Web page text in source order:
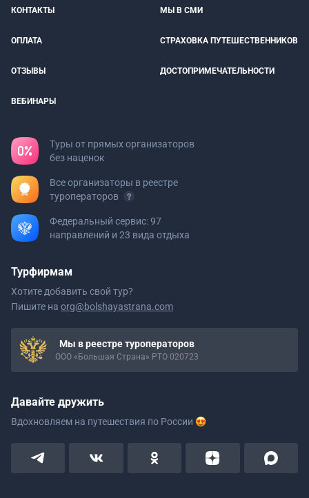
КОНТАКТЫ МЫ В СМИ
ОПЛАТА СТРАХОВКА ПУТЕШЕСТВЕННИКОВ
ОТЗЫВЫ ДОСТОПРИМЕЧАТЕЛЬНОСТИ
ВЕБИНАРЫ
Туры от прямых организаторов
без наценок
Все организаторы в реестре
туроператоров
Федеральный сервис: 97
направлений и 23 вида отдыха
Турфирмам
Хотите добавить свой тур?
Пишите на org@bolshayastrana.com
Мы в реестре туроператоров
ООО «Большая Страна» РТО 020723
Давайте дружить
Вдохновляем на путешествия по России